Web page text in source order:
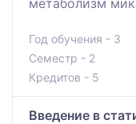
Год обучения - 3
Семестр - 2
Кредитов - 5
Введение в